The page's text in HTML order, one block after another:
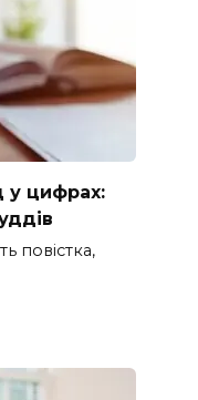
у цифрах:
повістка,